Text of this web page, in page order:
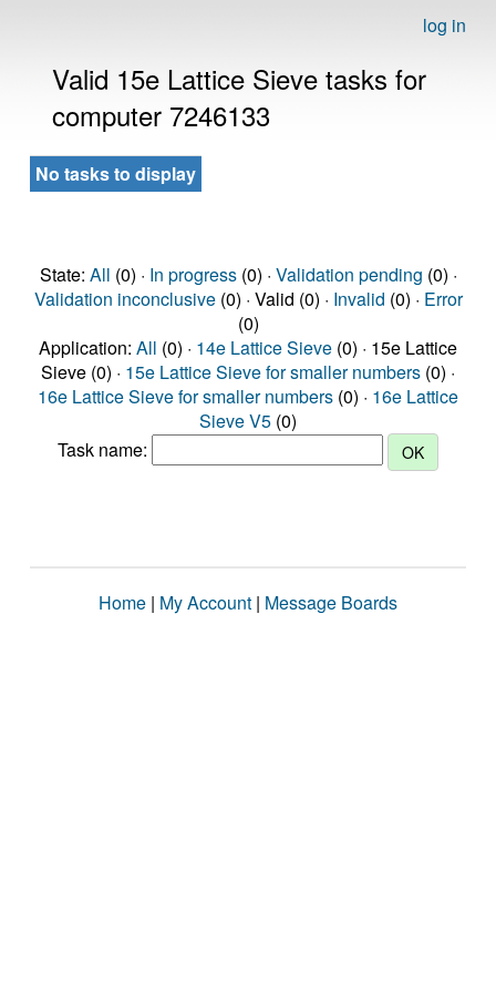
log in
Valid 15e Lattice Sieve tasks for
computer 7246133
No tasks to display
State: All (0) · In progress(0) · Validation pending (0) ·
Validation inconclusive(0) · Valid (0) · Invalid (0) · Error
(0)
Application: All (0) · 14e Lattice Sieve (0) · 15e Lattice
Sieve (0) · 15e Lattice Sieve for smaller numbers (0) ·
16e Lattice Sieve for smaller numbers (0) · 16e Lattice
Sieve V5 (0)
Task name:
Home | My Account | Message Boards